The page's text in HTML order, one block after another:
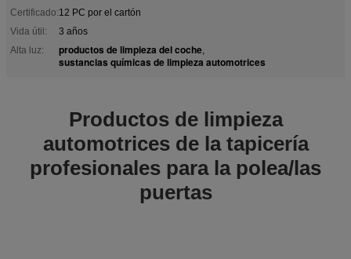
Certificado:12 PC por el cartón
Vida útil:
3 años
Alta luz:
productos de limpieza del coche,
sustancias químicas de limpieza automotrices
Productos de limpieza
automotrices de la tapicería
profesionales para la polea/las
puertas